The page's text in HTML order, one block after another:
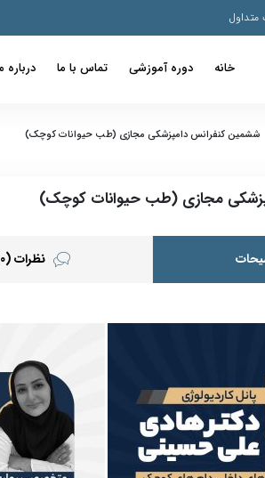
متداول
خانه دوره آموزشی تماس با ما درباره
ششمین کنفرانس دامپزشکی مجازی (طب حیوانات کوچک)
مجازی (طب حیوانات کوچک)
نظرات (0)